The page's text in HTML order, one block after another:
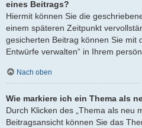
eines Beitrags?
Hiermit können Sie die
einem späteren Zeitpunkt
gesicherten Beitrag können Sie mit
Entwürfe verwalten“ in Ihrem
Nach oben
Wie markiere ich ein Thema als
Durch Klicken des „Thema als neu
Beitragsansicht können Sie das